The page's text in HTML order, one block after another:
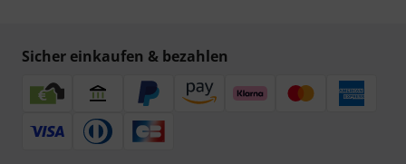
Sicher einkaufen & bezahlen